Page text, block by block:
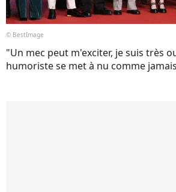
© BestImage
"Un mec peut m'exciter, je suis très
humoriste se met à nu comme jamais